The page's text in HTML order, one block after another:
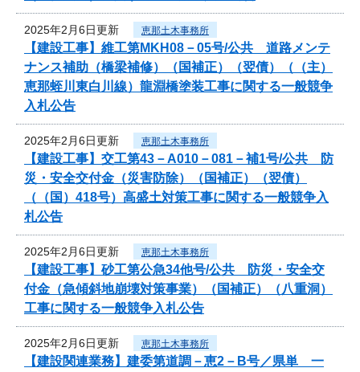
2025年2月6日更新 恵那土木事務所
【建設工事】維工第MKH08－05号/公共 道路メンテ
ナンス補助（橋梁補修）（国補正）（翌債）（（主）
恵那蛭川東白川線）龍淵橋塗装工事に関する一般競争
入札公告
2025年2月6日更新 恵那土木事務所
【建設工事】交工第43－A010－081－補1号/公共 防
災・安全交付金（災害防除）（国補正）（翌債）
（（国）418号）高盛土対策工事に関する一般競争入
札公告
2025年2月6日更新 恵那土木事務所
【建設工事】砂工第公急34他号/公共 防災・安全交
付金（急傾斜地崩壊対策事業）（国補正）（八重洞）
工事に関する一般競争入札公告
2025年2月6日更新 恵那土木事務所
【建設関連業務】建委第道調－恵2－B号／県単 一